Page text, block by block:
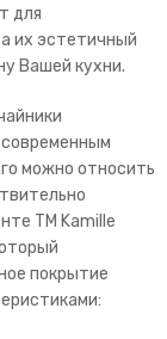
для
их эстетичный
Вашей кухни.
можно относить
TM Kamille
покрытие